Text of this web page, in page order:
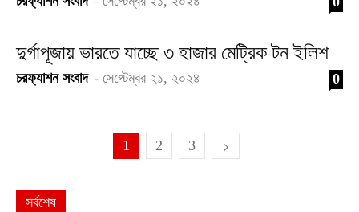
দুর্গাপূজায় ভারতে যাচ্ছে ৩ হাজার মেট্রিক টন ইলিশ
চরফ্যাশন সংবাদ - সেপ্টেম্বর ২১, ২০২৪ 0
1 2 3
সর্বশেষ